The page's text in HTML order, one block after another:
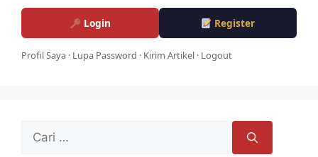
Login Register
Profil Saya · Lupa Password · Kirim Artikel · Logout
Cari